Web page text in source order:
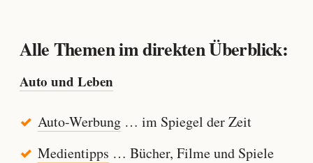
Alle Themen im direkten Überblick:
Auto und Leben
Auto-Werbung… im Spiegel der Zeit
Medientipps … Bücher, Filme und Spiele